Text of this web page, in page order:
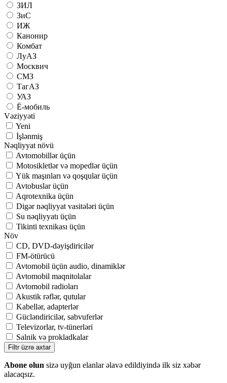
ЗИЛ
ЗиС
ИЖ
Канонир
Комбат
ЛуАЗ
Москвич
СМЗ
ТагАЗ
УАЗ
Ё-мобиль
Vəziyyəti
Yeni
İşlənmiş
Nəqliyyat növü
Avtomobillər üçün
Motosikletlər və mopedlər üçün
Yük maşınları və qoşqular üçün
Avtobuslar üçün
Aqrotexnika üçün
Digər nəqliyyat vasitələri üçün
Su nəqliyyatı üçün
Tikinti texnikası üçün
Növ
CD, DVD-dəyişdiricilər
FM-ötürücü
Avtomobil üçün audio, dinamiklər
Avtomobil maqnitolalar
Avtomobil radioları
Akustik rəflər, qutular
Kabellər, adapterlər
Gücləndiricilər, sabvuferlər
Televizorlar, tv-tünerləri
Salnik və prokladkalar
Filtr üzrə axtar
Abone olun sizə uyğun elanlar əlavə edildiyində ilk siz xəbər
alacaqsız.